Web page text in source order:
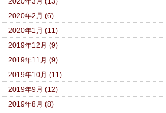
2020年2月 (6)
2020年1月 (11)
2019年12月 (9)
2019年11月 (9)
2019年10月 (11)
2019年9月 (12)
2019年8月 (8)